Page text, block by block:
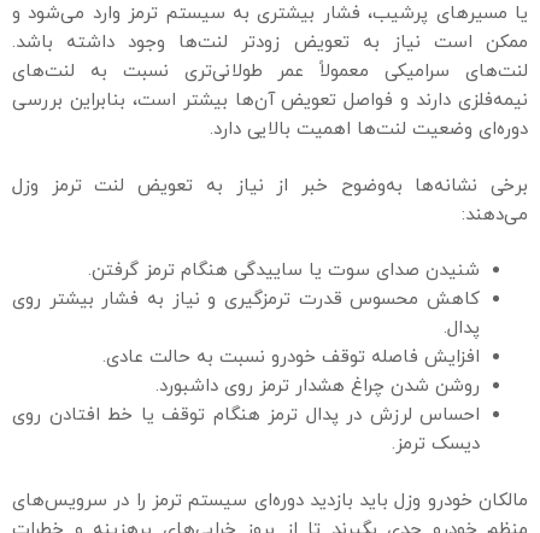
یا مسیرهای پرشیب، فشار بیشتری به سیستم ترمز وارد می‌شود و
ممکن است نیاز به تعویض زودتر لنت‌ها وجود داشته باشد.
لنت‌های سرامیکی معمولاً عمر طولانی‌تری نسبت به لنت‌های
نیمه‌فلزی دارند و فواصل تعویض آن‌ها بیشتر است، بنابراین بررسی
دوره‌ای وضعیت لنت‌ها اهمیت بالایی دارد.
برخی نشانه‌ها به‌وضوح خبر از نیاز به تعویض لنت ترمز وزل
می‌دهند:
شنیدن صدای سوت یا ساییدگی هنگام ترمز گرفتن.
کاهش محسوس قدرت ترمزگیری و نیاز به فشار بیشتر روی
پدال.
افزایش فاصله توقف خودرو نسبت به حالت عادی.
روشن شدن چراغ هشدار ترمز روی داشبورد.
احساس لرزش در پدال ترمز هنگام توقف یا خط افتادن روی
دیسک ترمز.
مالکان خودرو وزل باید بازدید دوره‌ای سیستم ترمز را در سرویس‌های